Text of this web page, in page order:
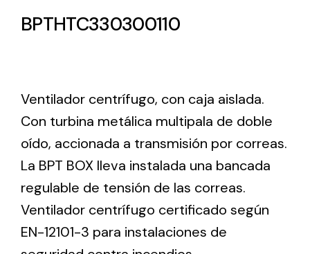
Ventilation
The incorporation of Novovent into the group
meant a greater offer of ventilation products for
different uses
BPTHTC330300110
Ventilador centrífugo, con caja aislada.
Con turbina metálica multipala de doble
oído, accionada a transmisión por correas.
La BPT BOX lleva instalada una bancada
regulable de tensión de las correas.
Ventilador centrífugo certificado según
EN-12101-3 para instalaciones de